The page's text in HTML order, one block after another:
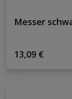
Messer
Regulärer
13,09 €